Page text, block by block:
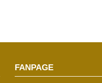
FANPAGE